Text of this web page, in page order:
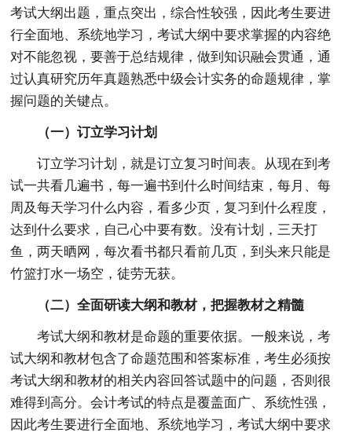
考试大纲出题，重点突出，综合性较强，因此考生要进
行全面地、系统地学习，考试大纲中要求掌握的内容绝
对不能忽视，要善于总结规律，做到知识融会贯通，通
过认真研究历年真题熟悉中级会计实务的命题规律，掌
握问题的关键点。
（一）订立学习计划
订立学习计划，就是订立复习时间表。从现在到考
试一共看几遍书，每一遍书到什么时间结束，每月、每
周及每天学习什么内容，看多少页，复习到什么程度，
达到什么要求，自己心中要有数。没有计划，三天打
鱼，两天晒网，每次看书都只看前几页，到头来只能是
竹篮打水一场空，徒劳无获。
（二）全面研读大纲和教材，把握教材之精髓
考试大纲和教材是命题的重要依据。一般来说，考
试大纲和教材包含了命题范围和答案标准，考生必须按
考试大纲和教材的相关内容回答试题中的问题，否则很
难得到高分。会计考试的特点是覆盖面广、系统性强，
因此考生要进行全面地、系统地学习，考试大纲中要求